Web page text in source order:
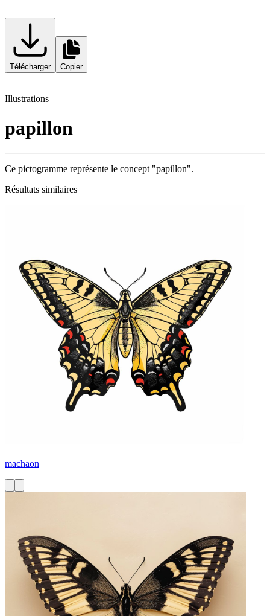
Télécharger Copier
Illustrations
papillon
Ce pictogramme représente le concept "papillon".
Résultats similaires
machaon